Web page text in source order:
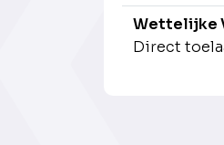
Wettelijke
Direct